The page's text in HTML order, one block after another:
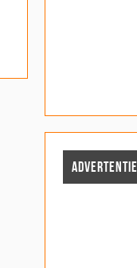
ADVERTENTIE